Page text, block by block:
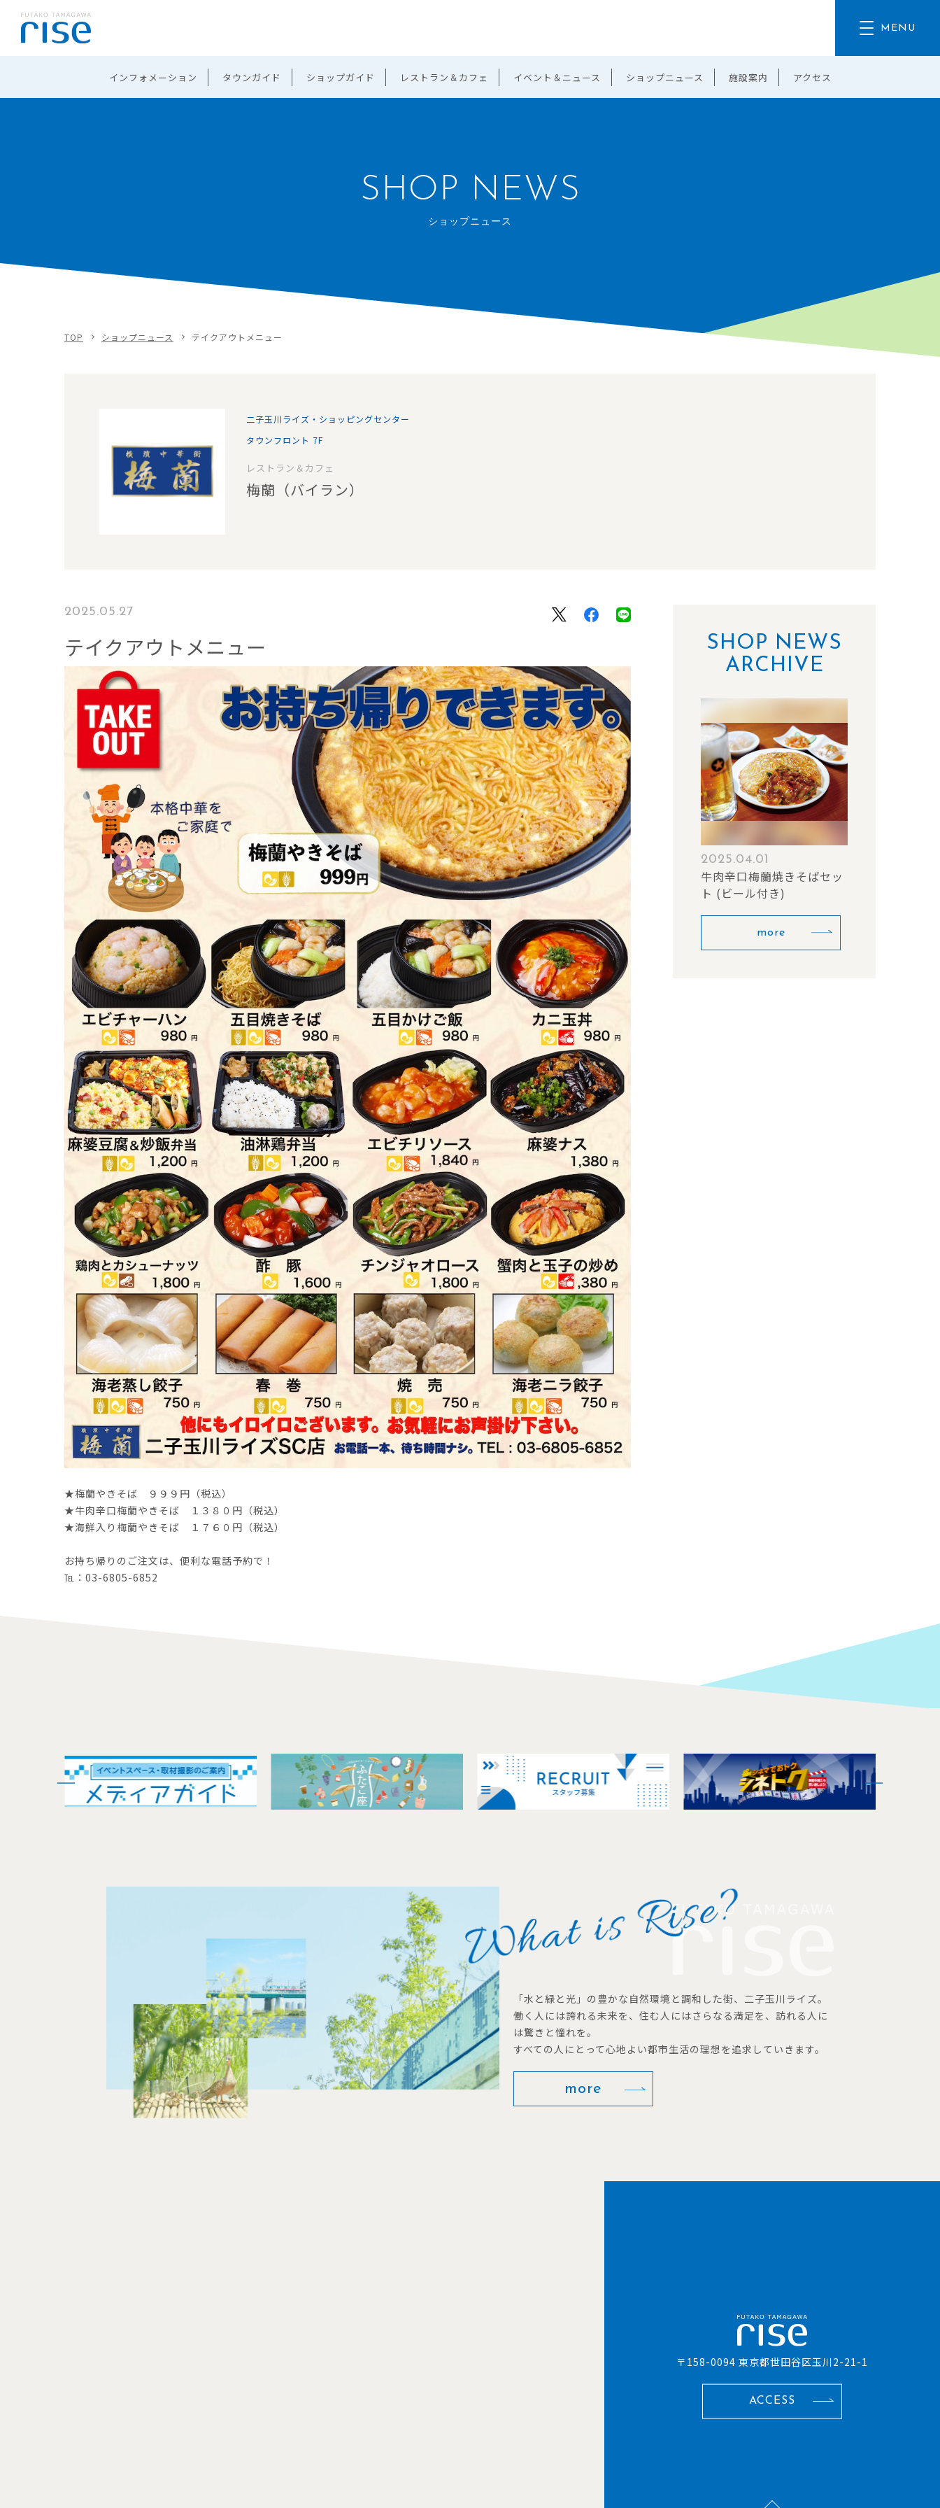
インフォメーション タウンガイド ショップガイド レストラン＆カフェ イベント＆ニュース ショップニュース 施設案内 アクセス
SHOP NEWS
ショップニュース
TOP ショップニュース テイクアウトメニュー
二子玉川ライズ・ショッピングセンター
タウンフロント 7F
レストラン＆カフェ
梅蘭（バイラン）
2025.05.27
テイクアウトメニュー
★梅蘭やきそば ９９９円（税込）
★牛肉辛口梅蘭やきそば １３８０円（税込）
★海鮮入り梅蘭やきそば １７６０円（税込）
お持ち帰りのご注文は、便利な電話予約で！
℡：03-6805-6852
SHOP NEWS
ARCHIVE
2025.04.01
牛肉辛口梅蘭焼きそばセッ
ト (ビール付き)
more
「水と緑と光」の豊かな自然環境と調和した街、二子玉川ライズ。
働く人には誇れる未来を、住む人にはさらなる満足を、訪れる人に
は驚きと憧れを。
すべての人にとって心地よい都市生活の理想を追求していきます。
more
〒158-0094 東京都世田谷区玉川2-21-1
ACCESS